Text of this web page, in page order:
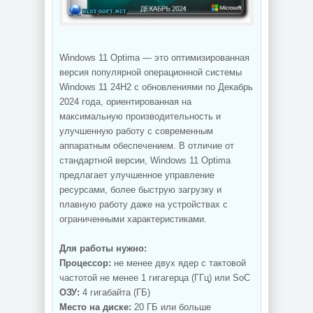
Windows 11 Optima — это оптимизированная
версия популярной операционной системы
Windows 11 24H2 с обновлениями по Декабрь
2024 года, ориентированная на
максимальную производительность и
улучшенную работу с современным
аппаратным обеспечением. В отличие от
стандартной версии, Windows 11 Optima
предлагает улучшенное управление
ресурсами, более быструю загрузку и
плавную работу даже на устройствах с
ограниченными характеристиками.
Для работы нужно:
Процессор: не менее двух ядер с тактовой
частотой не менее 1 гигагерца (ГГц) или SoC
ОЗУ: 4 гигабайта (ГБ)
Место на диске: 20 ГБ или больше